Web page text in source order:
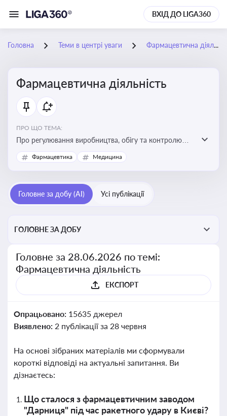
ВХІД ДО LIGA360
Головна Теми в центрі уваги Фармацевтична діяльність
Фармацевтична діяльність
ПРО ЩО ТЕМА:
Про регулювання виробництва, обігу та контролю
лікарських засобів для легальної роботи компаній та
аптек, з дотриманням стандартів якості та безпеки
Фармацевтика Медицина
Головне за добу (AI) Усі публікації
ГОЛОВНЕ ЗА ДОБУ
Головне за 28.06.2026 по темі:
Фармацевтична діяльність
ЕКСПОРТ
Опрацьовано: 15635 джерел
Виявлено: 2 публікації за 28 червня
На основі зібраних матеріалів ми сформували
короткі відповіді на актуальні запитання. Ви
дізнаєтесь:
Що сталося з фармацевтичним заводом
"Дарниця" під час ракетного удару в Києві?